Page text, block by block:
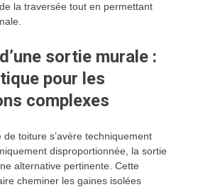
la traversée tout en permettant
sortie murale :
pour les
complexes
toiture s’avère techniquement
disproportionnée, la sortie
alternative pertinente. Cette
cheminer les gaines isolées